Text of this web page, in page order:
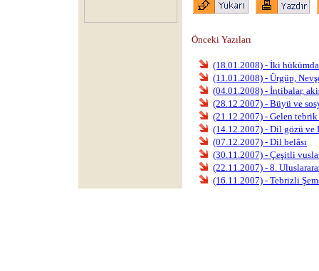
Önceki Yazıları
(18.01.2008) - İki
(11.01.2008) - Ürgüp,
(04.01.2008) - İntibalar,
(28.12.2007) - Büyü ve
(21.12.2007) - Gelen
(14.12.2007) - Dil gözü ve
(07.12.2007) - Dil belâsı
(30.11.2007) - Çeşitli
(22.11.2007) - 8.
(16.11.2007) - Tebrizli